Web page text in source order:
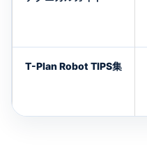
T-Plan Robot TIPS集